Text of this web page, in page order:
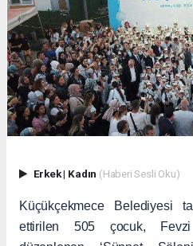
Erkek| Kadın (Haberi Sesli Oku)
Küçükçekmece Belediyesi
ettirilen 505 çocuk, Fevzi